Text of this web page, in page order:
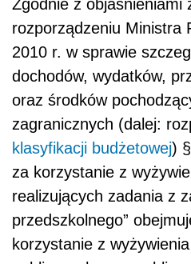
Zgodnie z objaśnieniami
rozporządzeniu Ministra
2010 r. w sprawie
dochodów, wydatków,
oraz środków
zagranicznych (dalej:
klasyfikacji budżetowej)
za korzystanie z
realizujących zadania z
przedszkolnego”
korzystanie z